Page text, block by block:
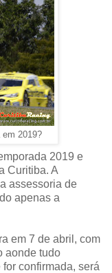
2019?
2019 e
Curitiba. A
assessoria de
apenas a
em 7 de abril, com
aonde tudo
confirmada, será